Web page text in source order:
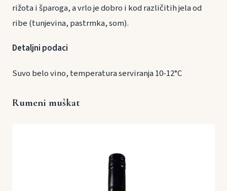
rižota i šparoga, a vrlo je dobro i kod različitih jela od
ribe (tunjevina, pastrmka, som).
Detaljni podaci
Suvo belo vino, temperatura serviranja 10-12°C
Rumeni muškat